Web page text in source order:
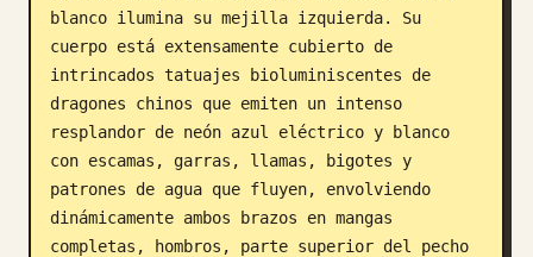
blanco ilumina su mejilla izquierda. Su
cuerpo está extensamente cubierto de
intrincados tatuajes bioluminiscentes de
dragones chinos que emiten un intenso
resplandor de neón azul eléctrico y blanco
con escamas, garras, llamas, bigotes y
patrones de agua que fluyen, envolviendo
dinámicamente ambos brazos en mangas
completas, hombros, parte superior del pecho